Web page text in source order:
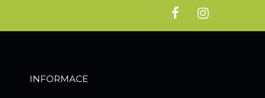
INFORMACE